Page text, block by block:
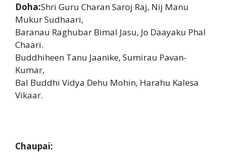
Doha:Shri Guru Charan Saroj Raj, Nij Manu
Mukur Sudhaari,
Baranau Raghubar Bimal Jasu, Jo Daayaku Phal
Chaari.
Buddhiheen Tanu Jaanike, Sumirau Pavan-
Kumar,
Bal Buddhi Vidya Dehu Mohin, Harahu Kalesa
Vikaar.
Chaupai: